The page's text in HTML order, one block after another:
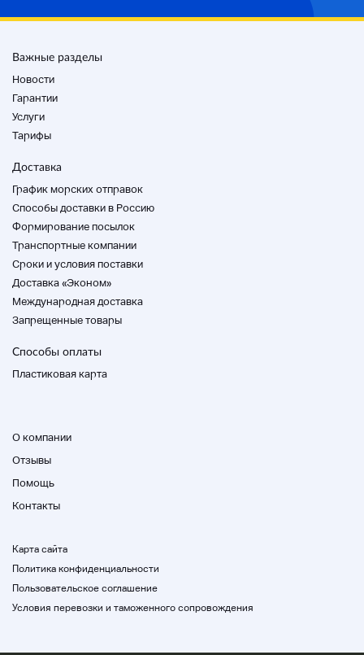
Другие
это продукт, выставленный и продаваемый в
магазине. Мы отменим ваш заказ, если мы не
сможем подтвердить акции после заказа.
・ Данный продукт не включен.
Открыт 365 дней в году! 10:00 - 17:00
Награды Best Store Awards 2022
Важные разделы
Новости
Гарантии
Услуги
Тарифы
Доставка
График морских отправок
Способы доставки в Россию
Формирование посылок
Транспортные компании
Cроки и условия поставки
Доставка «Эконом»
Международная доставка
Запрещенные товары
Способы оплаты
Пластиковая карта
О компании
Отзывы
Помощь
Контакты
Карта сайта
Политика конфиденциальности
Пользовательское соглашение
Условия перевозки и таможенного сопровождения